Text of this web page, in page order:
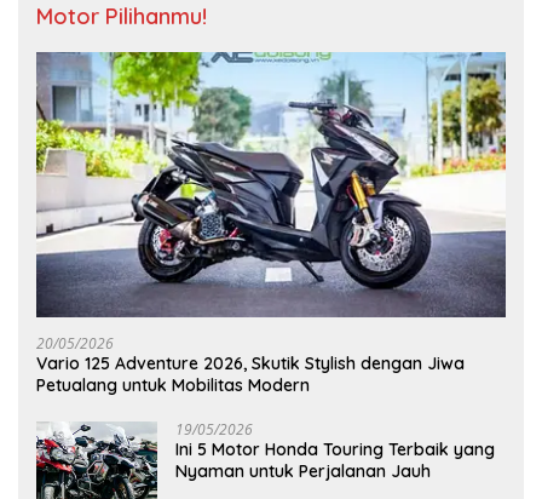
Motor Pilihanmu!
20/05/2026
Vario 125 Adventure 2026, Skutik Stylish dengan Jiwa
Petualang untuk Mobilitas Modern
19/05/2026
Ini 5 Motor Honda Touring Terbaik yang
Nyaman untuk Perjalanan Jauh